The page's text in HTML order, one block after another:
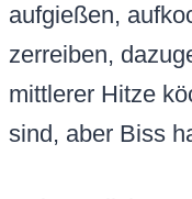
aufgießen,
zerreiben,
mittlerer Hitze
sind, aber Biss